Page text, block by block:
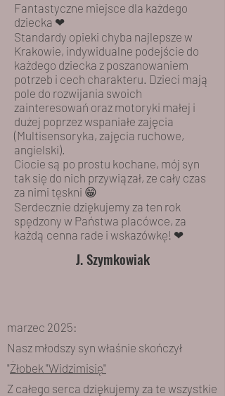
Fantastyczne miejsce dla każdego
dziecka ❤
Standardy opieki chyba najlepsze w
Krakowie, indywidualne podejście do
każdego dziecka z poszanowaniem
potrzeb i cech charakteru. Dzieci mają
pole do rozwijania swoich
zainteresowań oraz motoryki małej i
dużej poprzez wspaniałe zajęcia
(Multisensoryka, zajęcia ruchowe,
angielski).
Ciocie są po prostu kochane, mój syn
tak się do nich przywiązał, ze cały czas
za nimi tęskni 😁
Serdecznie dziękujemy za ten rok
spędzony w Państwa placówce, za
każdą cenna rade i wskazówkę! ❤
J. Szymkowiak
marzec 2025:
Nasz młodszy syn właśnie skończył
"Żłobek "Widzimisię"
Z całego serca dziękujemy za te wszystkie